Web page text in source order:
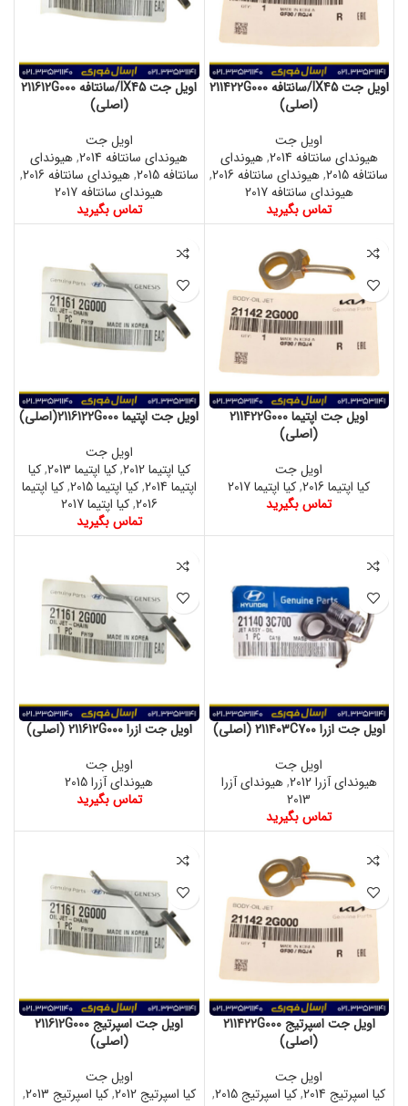
اویل جت IX45/سانتافه 211422G000
(اصلی)
اویل جت
هیوندای سانتافه 2014
,هیوندای
سانتافه 2015
,هیوندای سانتافه 2016
,
هیوندای سانتافه 2017
تماس بگیرید
اویل جت IX45/سانتافه 211612G000
(اصلی)
اویل جت
هیوندای سانتافه 2014
,هیوندای
سانتافه 2015
,هیوندای سانتافه 2016
,
هیوندای سانتافه 2017
تماس بگیرید
اویل جت اپتیما 211422G000
(اصلی)
اویل جت
کیا اپتیما 2016
,کیا اپتیما 2017
تماس بگیرید
اویل جت اپتیما 2116122G000(اصلی)
اویل جت
کیا اپتیما 2012
,کیا اپتیما 2013 ,کیا
اپتیما 2014
,کیا اپتیما 2015 ,کیا اپتیما
2016
,کیا اپتیما 2017
تماس بگیرید
اویل جت ازرا 211403C700 (اصلی)
اویل جت
هیوندای آزرا 2012
,هیوندای آزرا
2013
تماس بگیرید
اویل جت ازرا 211612G000 (اصلی)
اویل جت
هیوندای آزرا 2015
تماس بگیرید
اویل جت اسپرتیج 211422G000
(اصلی)
اویل جت
کیا اسپرتیج 2014
,کیا اسپرتیج 2015
,
اویل جت اسپرتیج 211612G000
(اصلی)
اویل جت
کیا اسپرتیج 2012
,کیا اسپرتیج 2013
,